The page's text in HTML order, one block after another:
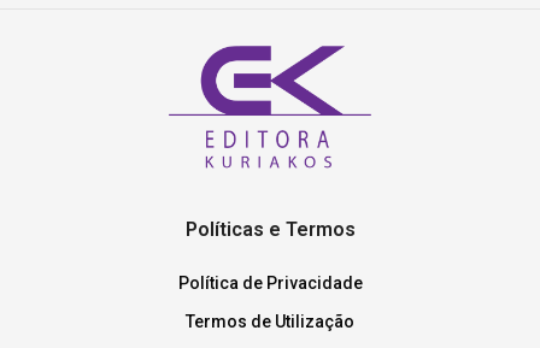
Políticas e Termos
Política de Privacidade
Termos de Utilização